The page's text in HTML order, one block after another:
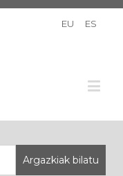
EU ES